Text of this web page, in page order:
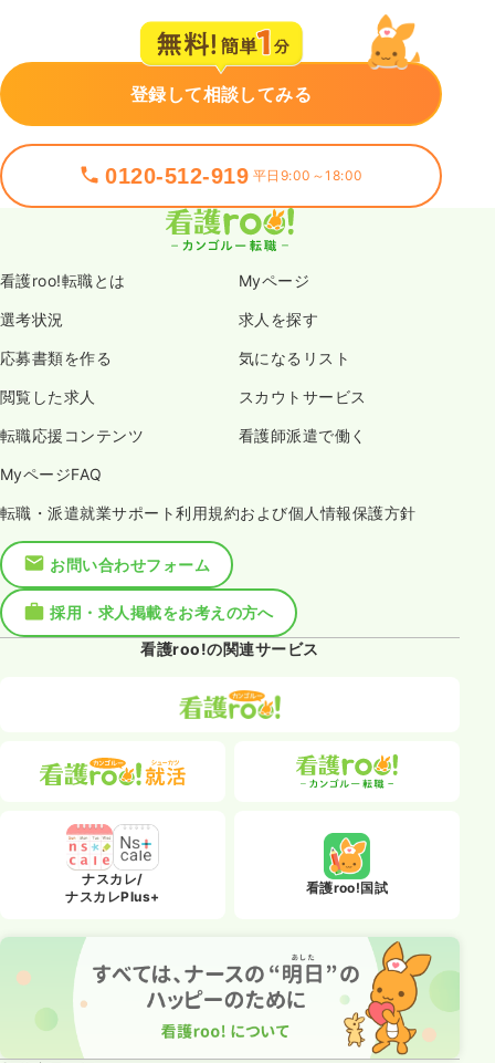
登録して相談してみる
0120-512-919 平日9:00～18:00
看護roo!転職とは Myページ
選考状況 求人を探す
応募書類を作る 気になるリスト
閲覧した求人 スカウトサービス
転職応援コンテンツ 看護師派遣で働く
MyページFAQ
転職・派遣就業サポート利用規約および個人情報保護方針
お問い合わせフォーム
採用・求人掲載をお考えの方へ
看護roo!の関連サービス
ナスカレ/
ナスカレPlus+
看護roo!国試